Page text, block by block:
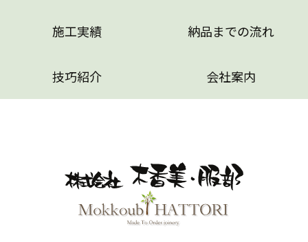
施工実績 納品までの流れ
技巧紹介 会社案内